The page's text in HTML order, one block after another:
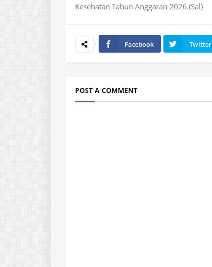
Kesehatan Tahun Anggaran 2026.(Sal)
Facebook Twitter
POST A COMMENT